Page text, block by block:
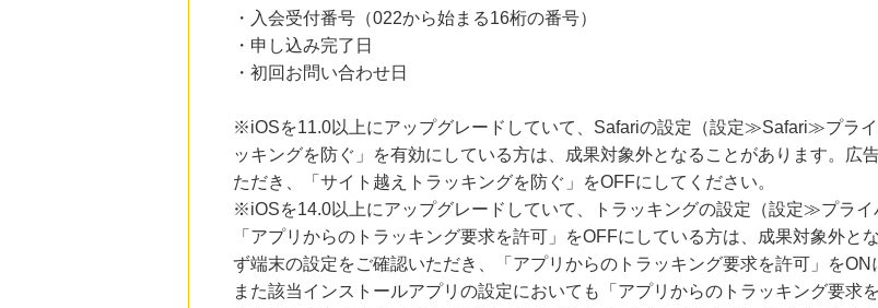
・入会受付番号（022から始まる16桁の番号）
・申し込み完了日
・初回お問い合わせ日
※iOSを11.0以上にアップグレードしていて、Safariの設定（設定≫Safari≫プラ
ッキングを防ぐ」を有効にしている方は、成果対象外となることがあります。広
ただき、「サイト越えトラッキングを防ぐ」をOFFにしてください。
※iOSを14.0以上にアップグレードしていて、トラッキングの設定（設定≫プラ
「アプリからのトラッキング要求を許可」をOFFにしている方は、成果対象外と
ず端末の設定をご確認いただき、「アプリからのトラッキング要求を許可」をON
また該当インストールアプリの設定においても「アプリからのトラッキング要求